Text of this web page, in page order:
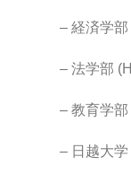
– 経済学
– 法学部
– 教育学
– 日越大